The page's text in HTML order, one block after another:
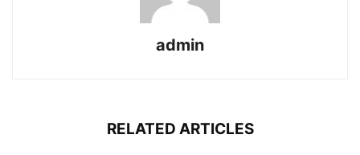
admin
RELATED ARTICLES